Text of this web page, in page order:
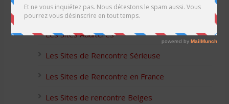
Les Apps pour les Couples Échangistes
Les Sites Adultères
Les Sites de Rencontre Sérieuse
Les Sites de Rencontre en France
Les Sites de rencontre Belges